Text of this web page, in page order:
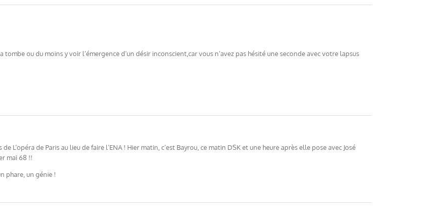
ou du moins y voir l’émergence d’un désir inconscient,car vous n’avez pas hésité une seconde avec votre lapsus
L’opéra de Paris au lieu de faire l’ENA ! Hier matin, c’est Bayrou, ce matin DSK et une heure après elle pose avec José
mai 68 !!
phare, un génie !